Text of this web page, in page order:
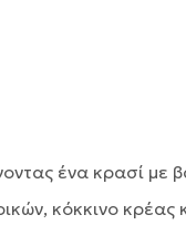
ένα κρασί
κόκκινο κρέας